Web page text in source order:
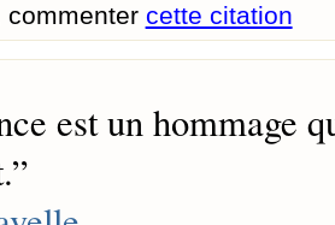
commenter cette citation
est un hommage
”